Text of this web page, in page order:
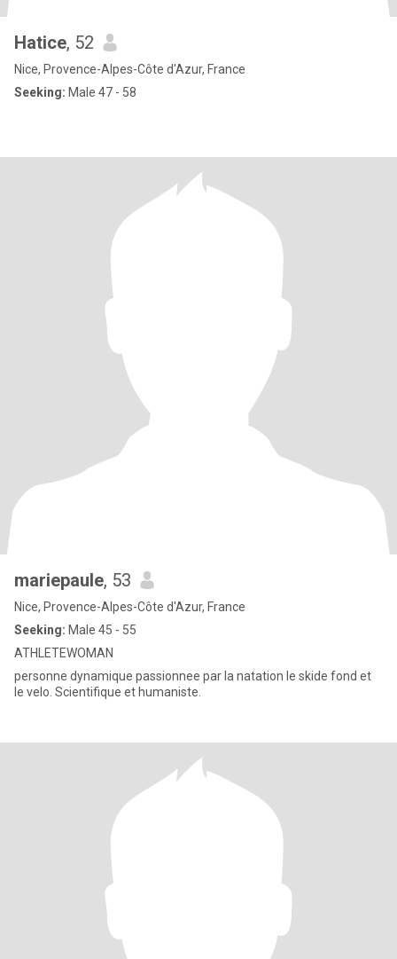
Hatice, 52
Nice, Provence-Alpes-Côte d'Azur, France
Seeking: Male 47 - 58
mariepaule, 53
Nice, Provence-Alpes-Côte d'Azur, France
Seeking: Male 45 - 55
ATHLETEWOMAN
personne dynamique passionnee par la natation le skide fond et
le velo. Scientifique et humaniste.